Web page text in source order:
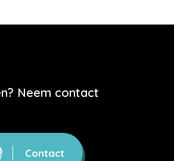
Neem contact
Contact